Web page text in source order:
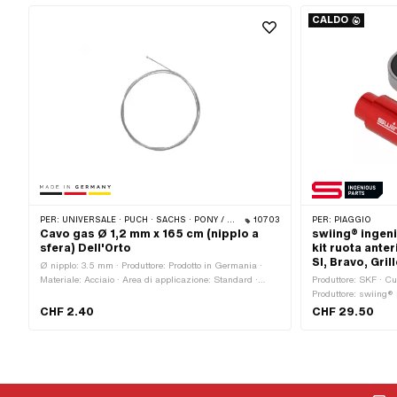
PER: UNIVERSALE · PUCH · SACHS · PONY / CILO (BETA 521 E 512) · PIAGGIO · TOMOS · CILO · ERCOLE 10703
Cavo gas Ø 1,2 mm x 165 cm (nipplo a
sfera) Dell'Orto
Ø nipplo: 3.5 mm · Produttore: Prodotto in Germania ·
Materiale: Acciaio · Area di applicazione: Standard ·
Lunghezza del cavo: 1650 mm · Forma del capezzolo:
CHF 2.40
CALDO
PER: PIAGGIO
swiing®
kit ruota
SI, Bravo,
Produttore: SKF ·
Produttore: swiing®
Materiale: Alluminio
CHF 29.50